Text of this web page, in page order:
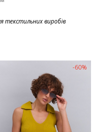
текстильних виробів
-60%